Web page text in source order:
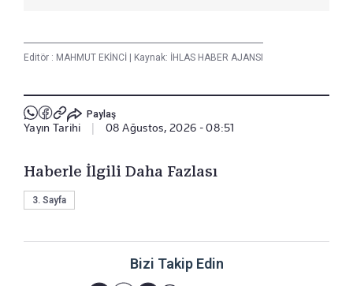
Editör : MAHMUT EKİNCİ Kaynak: İHLAS HABER AJANSI
Paylaş
Yayın Tarihi 08 Ağustos, 2026 - 08:51
Haberle İlgili Daha Fazlası
3. Sayfa
Bizi Takip Edin